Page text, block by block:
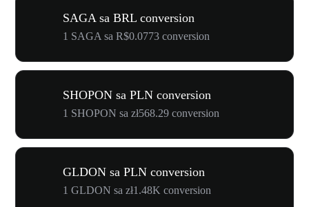
SAGA sa BRL conversion
1 SAGA sa R$0.0773 conversion
SHOPON sa PLN conversion
1 SHOPON sa zł568.29 conversion
GLDON sa PLN conversion
1 GLDON sa zł1.48K conversion